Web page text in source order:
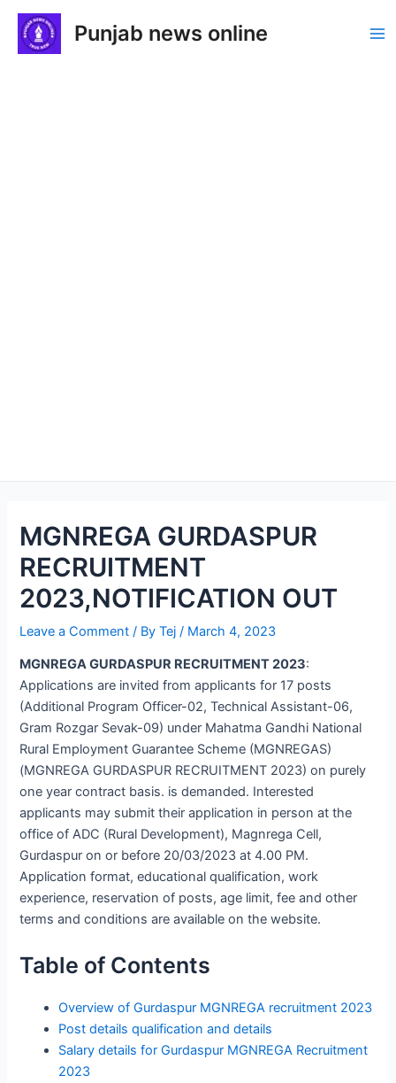
Skip
content
Punjab news online
MGNREGA GURDASPUR
RECRUITMENT
2023,NOTIFICATION OUT
Leave a Comment / ByTej/ March 4, 2023
MGNREGA GURDASPUR RECRUITMENT 2023:
Applications are invited from applicants for 17 posts
(Additional Program Officer-02, Technical Assistant-06,
Gram Rozgar Sevak-09) under Mahatma Gandhi National
Rural Employment Guarantee Scheme (MGNREGAS)
(MGNREGA GURDASPUR RECRUITMENT 2023) on purely
one year contract basis. is demanded. Interested
applicants may submit their application in person at the
office of ADC (Rural Development), Magnrega Cell,
Gurdaspur on or before 20/03/2023 at 4.00 PM.
Application format, educational qualification, work
experience, reservation of posts, age limit, fee and other
terms and conditions are available on the website.
Table of Contents
Overview of Gurdaspur MGNREGA recruitment 2023
Post details qualification and details
Salary details for Gurdaspur MGNREGA Recruitment
2023